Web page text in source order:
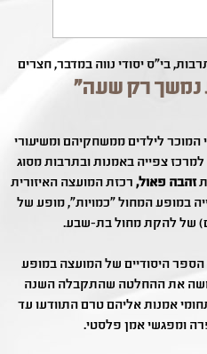
בי"ס יסודי נווה במדבר, חצרים
נמשך רק שעה"
המוכר לילדים ממשחקיהם ומשיעורי
צפייה באמנות ובתרבות מסוג
זהבה פאול,רכזת המועצה האיזורית
במופע המחול "כמויות", מופע של
של להקת מחול בת-שבע.
היסודיים של המועצה במופע
את ההחלטה שהתקבלה השנה
אמנות אליהם טרם התוודעו עד
ומפגשי אמן פלסטי.